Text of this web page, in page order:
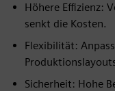
Höhere Effizienz:
senkt die Kosten.
Flexibilität:
Sicherheit: Hohe